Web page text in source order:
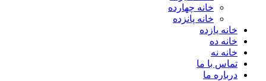
خانه چهارده
خانه پانزده
خانه یازده
خانه ده
خانه نه
تماس با ما
درباره ما